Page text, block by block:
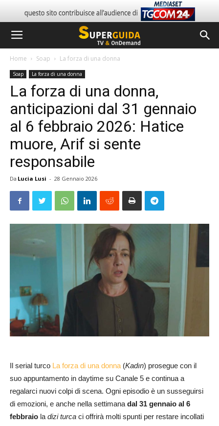
Home Soap La forza di una donna
Soap La forza di una donna
La forza di una donna,
anticipazioni dal 31 gennaio
al 6 febbraio 2026: Hatice
muore, Arif si sente
responsabile
Da Lucia Lusi - 28 Gennaio 2026
Il serial turco La forza di una donna (Kadın) prosegue con il
suo appuntamento in daytime su Canale 5 e continua a
regalarci nuovi colpi di scena. Ogni episodio è un susseguirsi
di emozioni, e anche nella settimana dal 31 gennaio al 6
febbraio la dizi turca ci offrirà molti spunti per restare incollati